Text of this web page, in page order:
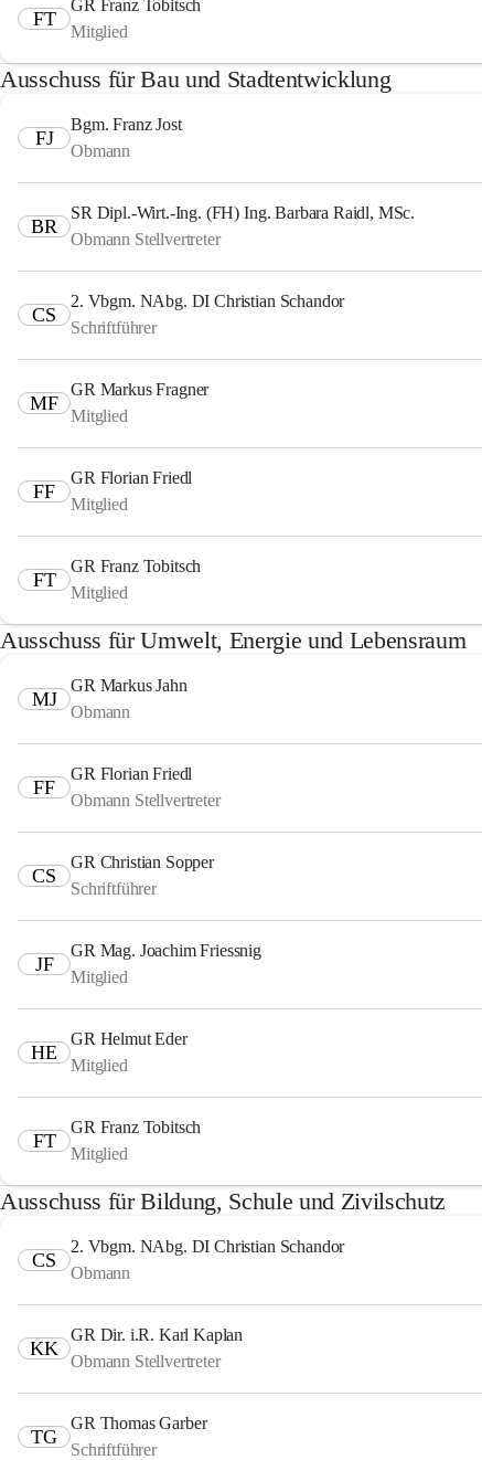
FT
GR Franz Tobitsch
Mitglied
Ausschuss für Bau und Stadtentwicklung
FJ
Bgm. Franz Jost
Obmann
BR
SR Dipl.-Wirt.-Ing. (FH) Ing. Barbara Raidl, MSc.
Obmann Stellvertreter
CS
2. Vbgm. NAbg. DI Christian Schandor
Schriftführer
MF
GR Markus Fragner
Mitglied
FF
GR Florian Friedl
Mitglied
FT
GR Franz Tobitsch
Mitglied
Ausschuss für Umwelt, Energie und Lebensraum
MJ
GR Markus Jahn
Obmann
FF
GR Florian Friedl
Obmann Stellvertreter
CS
GR Christian Sopper
Schriftführer
JF
GR Mag. Joachim Friessnig
Mitglied
HE
GR Helmut Eder
Mitglied
FT
GR Franz Tobitsch
Mitglied
Ausschuss für Bildung, Schule und Zivilschutz
CS
2. Vbgm. NAbg. DI Christian Schandor
Obmann
KK
GR Dir. i.R. Karl Kaplan
Obmann Stellvertreter
TG
GR Thomas Garber
Schriftführer